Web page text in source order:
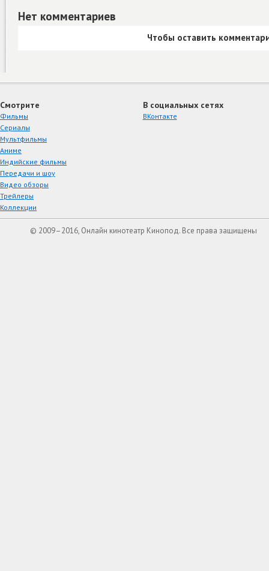
Нет комментариев
Чтобы оставить
Смотрите
Фильмы
Сериалы
Мультфильмы
Аниме
Индийские фильмы
Передачи и шоу
Видео обзоры
Трейлеры
Коллекции
В социальных сетях
ВКонтакте
© 2009–2016, Онлайн кинотеатр Кинопод. Все права защищены